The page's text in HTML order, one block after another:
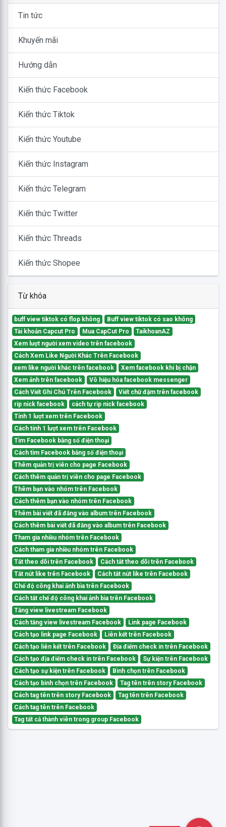
Tin tức
Khuyến mãi
Hướng dẫn
Kiến thức Facebook
Kiến thức Tiktok
Kiến thức Youtube
Kiến thức Instagram
Kiến thức Telegram
Kiến thức Twitter
Kiến thức Threads
Kiến thức Shopee
Từ khóa
buff view tiktok có flop không
Buff view tiktok có sao không
Tài khoản Capcut Pro
Mua CapCut Pro
TaikhoanAZ
Xem lượt người xem video trên facebook
Cách Xem Like Người Khác Trên Facebook
xem like người khác trên facebook
Xem facebook khi bị chặn
Xem ảnh trên facebook
Vô hiệu hóa facebook messenger
Cách Viết Ghi Chú Trên Facebook
Viết chữ đậm trên facebook
rip nick facebook
cách tự rip nick facebook
Tính 1 lượt xem trên Facebook
Cách tính 1 lượt xem trên Facebook
Tìm Facebook bằng số điện thoại
Cách tìm Facebook bằng số điện thoại
Thêm quản trị viên cho page Facebook
Cách thêm quản trị viên cho page Facebook
Thêm bạn vào nhóm trên Facebook
Cách thêm bạn vào nhóm trên Facebook
Thêm bài viết đã đăng vào album trên Facebook
Cách thêm bài viết đã đăng vào album trên Facebook
Tham gia nhiều nhóm trên Facebook
Cách tham gia nhiều nhóm trên Facebook
Tắt theo dõi trên Facebook
Cách tắt theo dõi trên Facebook
Tắt nút like trên Facebook
Cách tắt nút like trên Facebook
Chế độ công khai ảnh bìa trên Facebook
Cách tắt chế độ công khai ảnh bìa trên Facebook
Tăng view livestream Facebook
Cách tăng view livestream Facebook
Link page Facebook
Cách tạo link page Facebook
Liên kết trên Facebook
Cách tạo liên kết trên Facebook
Địa điểm check in trên Facebook
Cách tạo địa điểm check in trên Facebook
Sự kiện trên Facebook
Cách tạo sự kiện trên Facebook
Bình chọn trên Facebook
Cách tạo bình chọn trên Facebook
Tag tên trên story Facebook
Cách tag tên trên story Facebook
Tag tên trên Facebook
Cách tag tên trên Facebook
Tag tất cả thành viên trong group Facebook